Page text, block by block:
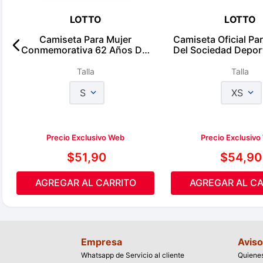
LOTTO
Camiseta Para Mujer
Conmemorativa 62 Años Del
2026
Talla
S
Precio Exclusivo Web
$51,90
AGREGAR AL CARRITO
LOTTO
Camiseta Oficial
Del Sociedad
Talla
XS
Precio Exclusivo
$54,90
AGREGAR AL
Empresa
Whatsapp de Servicio al cliente